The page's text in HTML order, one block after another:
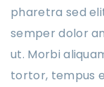
pharetra sed
semper dolor
ut. Morbi
tortor, tempus